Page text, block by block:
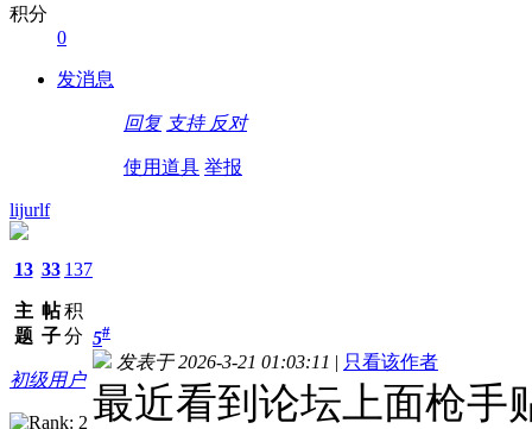
积分
0
发消息
回复 支持 反对
使用道具 举报
lijurlf
13
主
题
33
帖
子
137
积
分
初级用户
5#
发表于 2026-3-21 01:03:11 | 只看该作者
最近看到论坛上面枪手